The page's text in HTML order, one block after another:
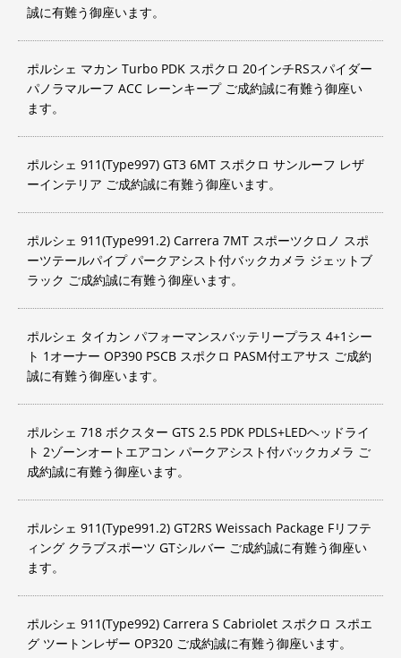
誠に有難う御座います。
ポルシェ マカン Turbo PDK スポクロ 20インチRSスパイダー
パノラマルーフ ACC レーンキープ ご成約誠に有難う御座い
ます。
ポルシェ 911(Type997) GT3 6MT スポクロ サンルーフ レザ
ーインテリア ご成約誠に有難う御座います。
ポルシェ 911(Type991.2) Carrera 7MT スポーツクロノ スポ
ーツテールパイプ パークアシスト付バックカメラ ジェットブ
ラック ご成約誠に有難う御座います。
ポルシェ タイカン パフォーマンスバッテリープラス 4+1シー
ト 1オーナー OP390 PSCB スポクロ PASM付エアサス ご成約
誠に有難う御座います。
ポルシェ 718 ボクスター GTS 2.5 PDK PDLS+LEDヘッドライ
ト 2ゾーンオートエアコン パークアシスト付バックカメラ ご
成約誠に有難う御座います。
ポルシェ 911(Type991.2) GT2RS Weissach Package Fリフテ
ィング クラブスポーツ GTシルバー ご成約誠に有難う御座い
ます。
ポルシェ 911(Type992) Carrera S Cabriolet スポクロ スポエ
グ ツートンレザー OP320 ご成約誠に有難う御座います。